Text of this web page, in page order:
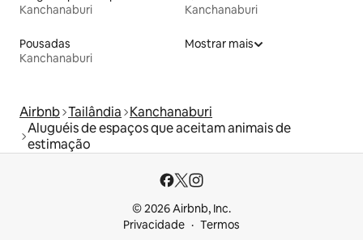
Kanchanaburi
Kanchanaburi
Pousadas
Kanchanaburi
Mostrar mais
Airbnb Tailândia Kanchanaburi
Aluguéis de espaços que aceitam animais de
estimação
© 2026 Airbnb, Inc.
Privacidade
Termos